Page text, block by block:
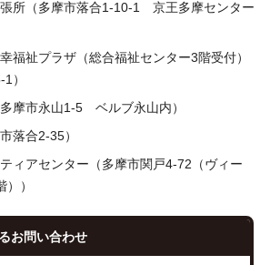
所（多摩市落合1-10-1 京王多摩センター
福祉プラザ（総合福祉センター3階受付）
）
摩市永山1-5 ベルブ永山内）
落合2-35）
ィアセンター（多摩市関戸4-72（ヴィー
）
お問い合わせ